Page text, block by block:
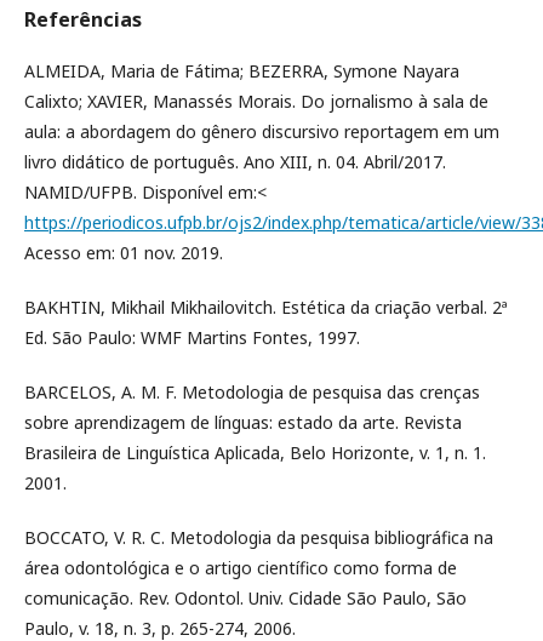
Referências
ALMEIDA, Maria de Fátima; BEZERRA, Symone Nayara
Calixto; XAVIER, Manassés Morais. Do jornalismo à sala de
aula: a abordagem do gênero discursivo reportagem em um
livro didático de português. Ano XIII, n. 04. Abril/2017.
NAMID/UFPB. Disponível em:<
https://periodicos.ufpb.br/ojs2/index.php/tematica/article/view/
Acesso em: 01 nov. 2019.
BAKHTIN, Mikhail Mikhailovitch. Estética da criação verbal. 2ª
Ed. São Paulo: WMF Martins Fontes, 1997.
BARCELOS, A. M. F. Metodologia de pesquisa das crenças
sobre aprendizagem de línguas: estado da arte. Revista
Brasileira de Linguística Aplicada, Belo Horizonte, v. 1, n. 1.
2001.
BOCCATO, V. R. C. Metodologia da pesquisa bibliográfica na
área odontológica e o artigo científico como forma de
comunicação. Rev. Odontol. Univ. Cidade São Paulo, São
Paulo, v. 18, n. 3, p. 265-274, 2006.